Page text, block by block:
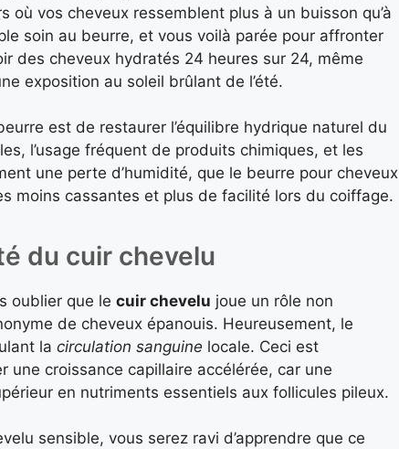
où vos cheveux ressemblent plus à un buisson qu’à
soin au beurre, et vous voilà parée pour affronter
des cheveux hydratés 24 heures sur 24, même
exposition au soleil brûlant de l’été.
est de restaurer l’équilibre hydrique naturel du
l’usage fréquent de produits chimiques, et les
une perte d’humidité, que le beurre pour cheveux
moins cassantes et plus de facilité lors du coiffage.
du cuir chevelu
oublier que le cuir chevelu joue un rôle non
de cheveux épanouis. Heureusement, le
la circulation sanguine locale. Ceci est
croissance capillaire accélérée, car une
en nutriments essentiels aux follicules pileux.
sensible, vous serez ravi d’apprendre que ce